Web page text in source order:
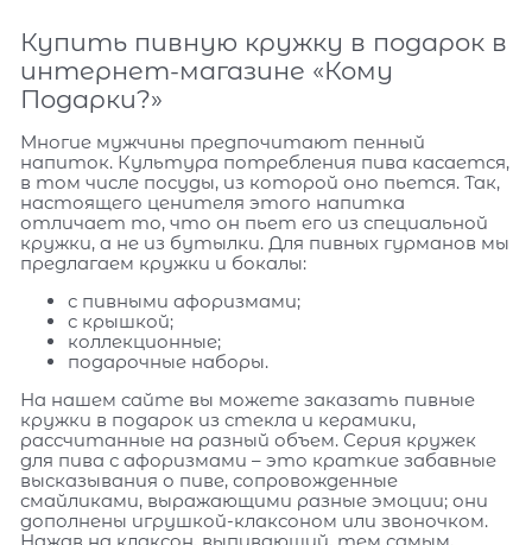
Купить пивную кружку в подарок в
интернет-магазине «Кому
Подарки?»
Многие мужчины предпочитают пенный
напиток. Культура потребления пива касается,
в том числе посуды, из которой оно пьется. Так,
настоящего ценителя этого напитка
отличает то, что он пьет его из специальной
кружки, а не из бутылки. Для пивных гурманов мы
предлагаем кружки и бокалы:
с пивными афоризмами;
с крышкой;
коллекционные;
подарочные наборы.
На нашем сайте вы можете заказать пивные
кружки в подарок из стекла и керамики,
рассчитанные на разный объем. Серия кружек
для пива с афоризмами – это краткие забавные
высказывания о пиве, сопровожденные
смайликами, выражающими разные эмоции; они
дополнены игрушкой-клаксоном или звоночком.